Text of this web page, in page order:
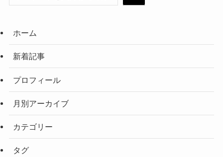
ホーム
新着記事
プロフィール
月別アーカイブ
カテゴリー
タグ